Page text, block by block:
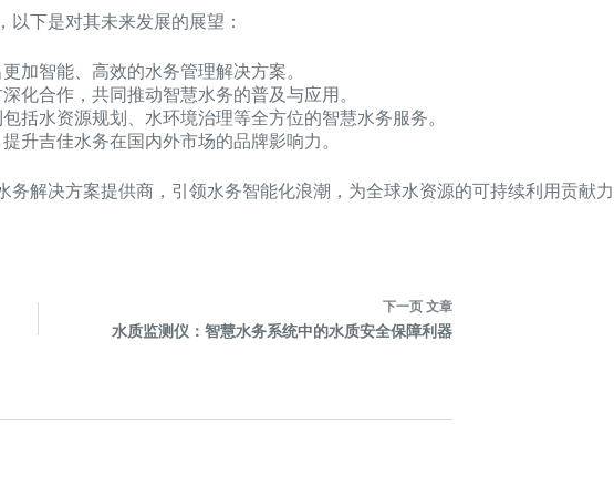
下是对其未来发展的展望：
加智能、高效的水务管理解决方案。
化合作，共同推动智慧水务的普及与应用。
括水资源规划、水环境治理等全方位的智慧水务服务。
升吉佳水务在国内外市场的品牌影响力。
解决方案提供商，引领水务智能化浪潮，为全球水资源的可持续利用贡献
下一页 文章
水质监测仪：智慧水务系统中的水质安全保障利器